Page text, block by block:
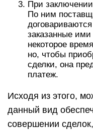
При
По ним
заказанные
некоторое
но, чтобы
сделки, она
платеж.
Исходя из этого,
данный вид
совершении